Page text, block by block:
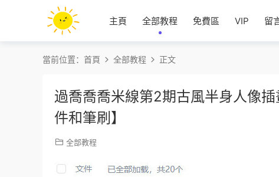
主頁 全部教程 免費區 VIP 留
當前位置： 首頁 全部教程 正文
過喬喬喬米線第2期古風半身人像
件和筆刷】
全部教程